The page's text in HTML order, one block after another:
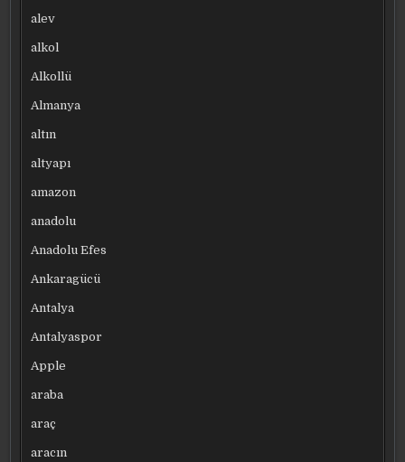
alev
alkol
Alkollü
Almanya
altın
altyapı
amazon
anadolu
Anadolu Efes
Ankaragücü
Antalya
Antalyaspor
Apple
araba
araç
aracın